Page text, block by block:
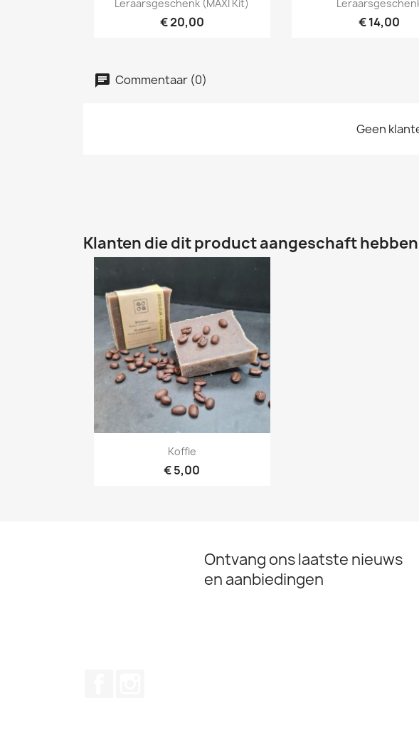
Leraarsgeschenk (MAXI Kit)
€ 20,00 € 14,00
Commentaar (0)
Geen
Klanten die dit product aangeschaft
Snel bekijken
Koffie
€ 5,00
Ontvang ons laatste nieuws
en aanbiedingen